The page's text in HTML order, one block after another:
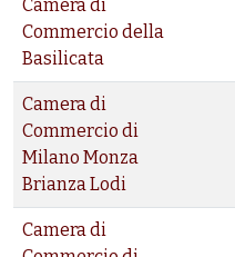
Camera di
Commercio della
Basilicata
Camera di
Commercio di
Milano Monza
Brianza Lodi
Camera di